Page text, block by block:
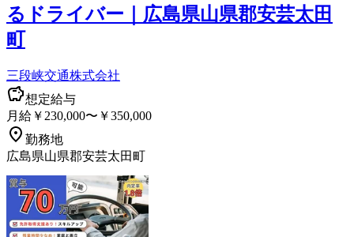
るドライバー｜広島県山県郡安芸太田
町
三段峡交通株式会社
想定給与
月給￥230,000〜￥350,000
勤務地
広島県山県郡安芸太田町